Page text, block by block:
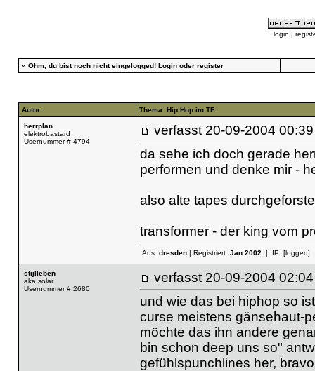
login |
» Öhm, du bist noch nicht eingelogged! Loginoder register
Autor Thema: Hip Hop im TF
herrplan
elektrobastard
Usernummer # 4794
verfasst 20-09-2004
da sehe ich doch gerade
performen und denke mir -
also alte tapes
transformer - der king vom
Aus: dresden| Registriert: Jan 2002| IP: [logged]
stijlleben
aka solar
Usernummer # 2680
verfasst 20-09-2004
und wie das bei hiphop so
curse meistens gänsehaut-
möchte das ihn andere
bin schon deep uns so"
gefühlspunchlines her,